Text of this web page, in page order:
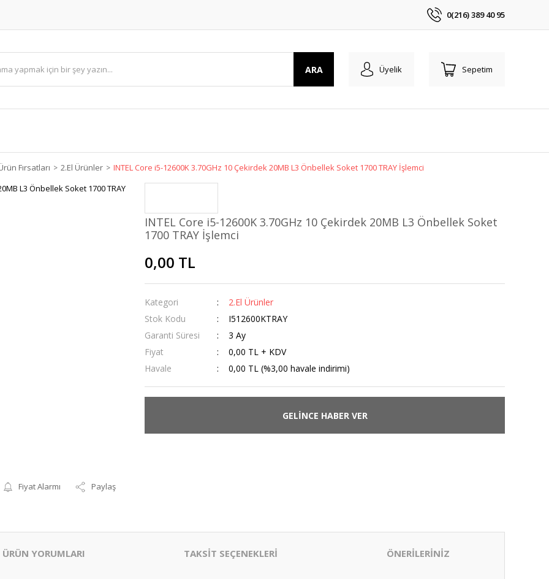
0(216) 389 40 95
ARA Üyelik Sepetim
Fırsatları 2.El Ürünler INTEL Core i5-12600K 3.70GHz 10 Çekirdek 20MB L3 Önbellek Soket 1700 TRAY İşlemci
Fiyat Alarmı Paylaş
INTEL Core i5-12600K 3.70GHz 10 Çekirdek 20MB L3 Önbellek Soket
1700 TRAY İşlemci
0,00 TL
Kategori
2.El Ürünler
Stok Kodu
I512600KTRAY
Garanti Süresi
3 Ay
Fiyat
0,00 TL + KDV
Havale
0,00 TL (%3,00 havale indirimi)
GELİNCE HABER VER
ÜRÜN YORUMLARI TAKSİT SEÇENEKLERİ ÖNERİLERİNİZ